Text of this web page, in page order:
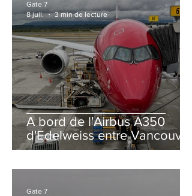
A bord de l'Airbus A350
d'Edelweiss entre Vancouver
et Zurich
Gate 7
8 juil.
3 min de lecture
Gate 7